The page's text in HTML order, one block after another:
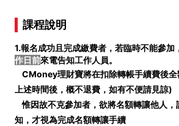
課程說明
1.報名成功且完成繳費者，若臨時不能參加
作日前來電告知工作人員。
CMoney理財寶將在扣除轉帳手續費後全
上述時間後，概不退費，如有不便請見諒)
惟因故不克參加者，欲將名額轉讓他人
知，才視為完成名額轉讓手續